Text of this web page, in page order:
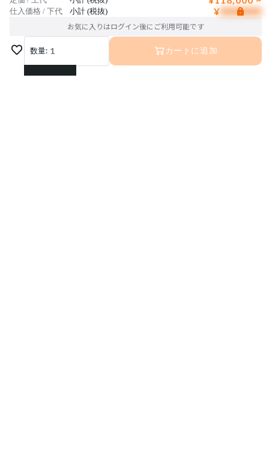
仕入価格 / 下代 小計 (税抜) ¥
お気に入りはログイン後にご利用可能です
数量: 1
1
カートに追加